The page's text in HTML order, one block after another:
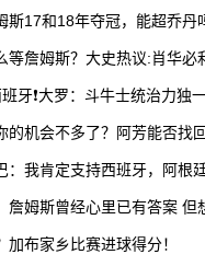
斯17和18年夺冠，能超乔丹
等詹姆斯？大史热议:肖华必
牙❗大罗：斗牛士统治力独一
的机会不多了？阿芳能否找
：我肯定支持西班牙，阿根
詹姆斯曾经心里已有答案 但
加布家乡比赛进球得分！